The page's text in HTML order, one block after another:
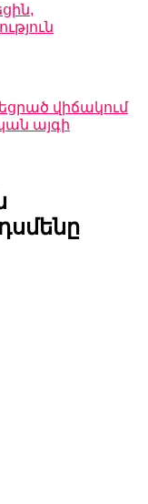
վիճակում
այգի